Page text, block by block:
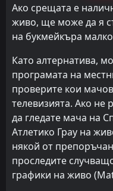
Ако срещата е
живо, ще може да я
на букмейкъра
Като алтернатива,
програмата на
проверите кои
телевизията. Ако не
да гледате мача на
Атлетико Грау на
някой от
проследите
графики на живо